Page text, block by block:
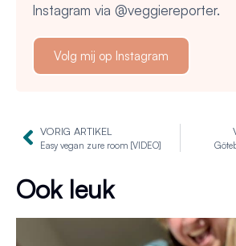
Instagram via @veggiereporter.
Volg mij op Instagram
VORIG ARTIKEL
Easy vegan zure room [VIDEO]
Ook leuk